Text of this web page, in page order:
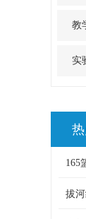
教
实
165
拔